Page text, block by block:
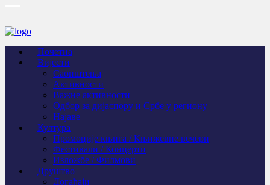
Почетна
Вијести
Саопштења
Активности
Важне активности
Одбор за дијаспору и Србе у региону
Најаве
Култура
Промоције књига / Књижевне вечери
Фестивали / Концерти
Изложбе / Филмови
Друштво
Догађаји